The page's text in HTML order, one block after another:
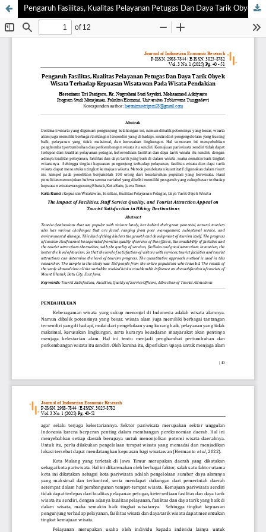
Pengaruh Fasilitas, Kualitas Pelayanan Petugas Dan Daya Tarik Obyek Wisata Terhadap Kepuasan Wisatawan Pada Wisata Pendakian